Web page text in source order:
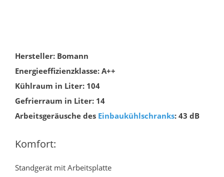
Hersteller: Bomann
Energieeffizienzklasse: A++
Kühlraum in Liter: 104
Gefrierraum in Liter: 14
Arbeitsgeräusche des Einbaukühlschranks: 43 dB
Komfort:
Standgerät mit Arbeitsplatte